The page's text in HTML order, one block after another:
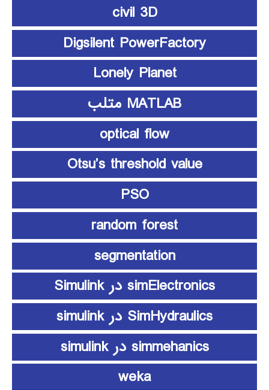
civil 3D
Digsilent PowerFactory
Lonely Planet
MATLAB متلب
optical flow
Otsu’s threshold value
PSO
random forest
segmentation
simElectronics در Simulink
SimHydraulics در simulink
simmehanics در simulink
weka